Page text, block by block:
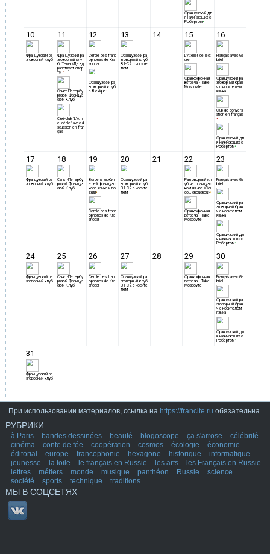
При использовании материалов, ссылка на https://francite.ru обязательна.
РУБРИКИ
à Paris bandes dessinées beauté blogoscope ça s'arrose
célébrité
cinéma
conte de fée coopération cosmos écologie
économie
éditorial
europe francophonie hexagone historique
informatique
jeunesse
la toile le français en Russie les arts
les Français en Russie
lettres
métiers monde musique panthéon Russie
science
société
sports technique traditions
МЫ В СОЦСЕТЯХ